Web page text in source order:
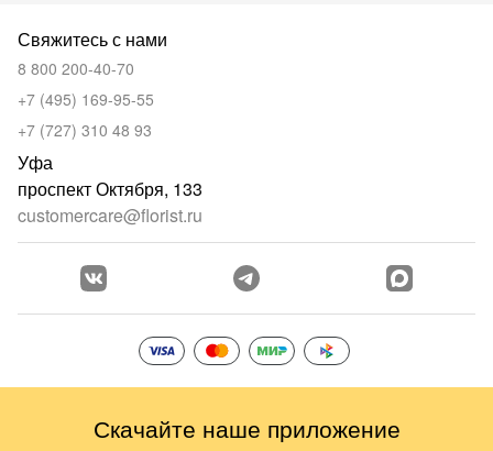
Свяжитесь с нами
8 800 200-40-70
+7 (495) 169-95-55
+7 (727) 310 48 93
Уфа
проспект Октября, 133
customercare@florist.ru
Скачайте наше приложение